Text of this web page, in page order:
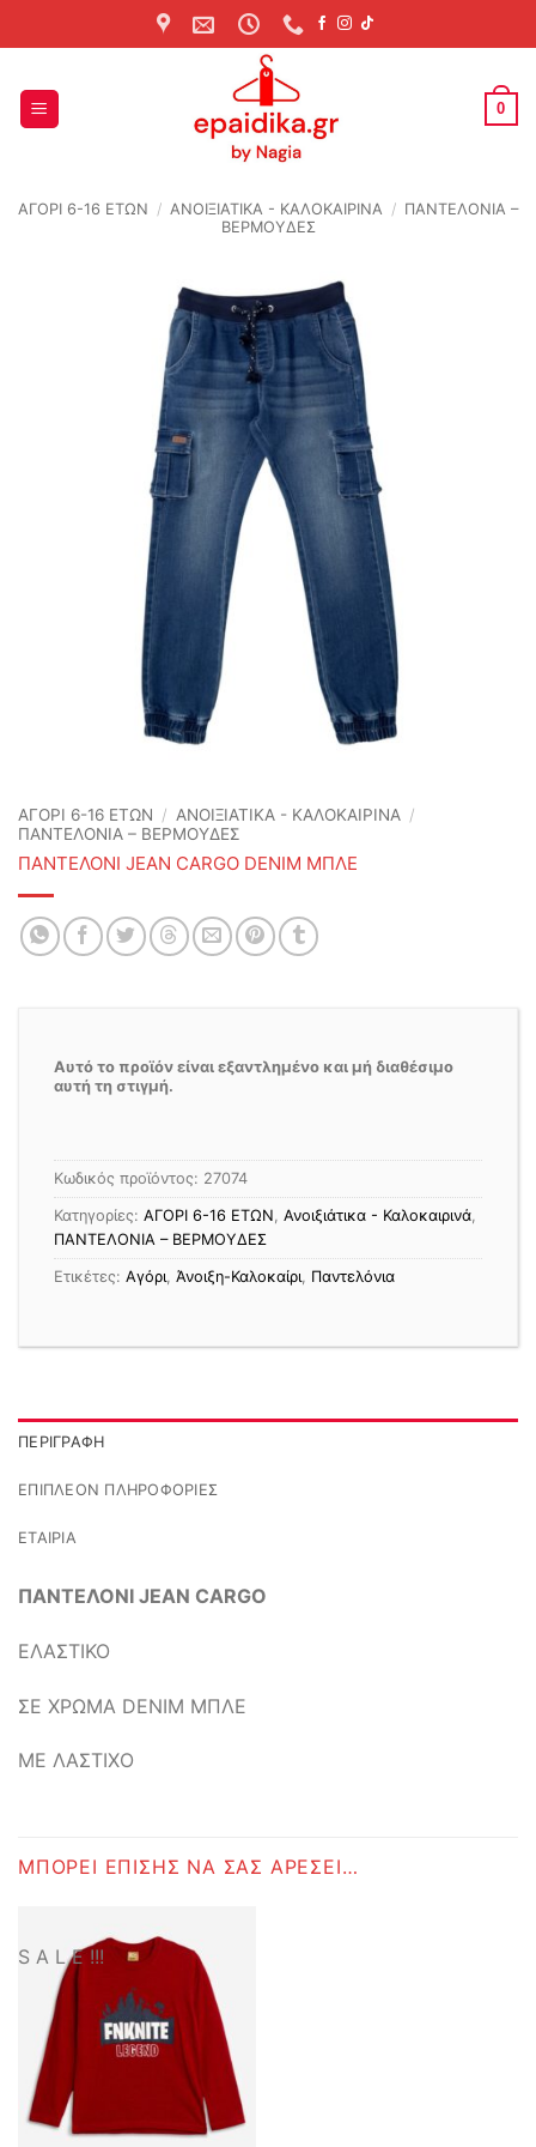
to
0
ΑΓΟΡΙ 6-16 ΕΤΩΝ / ΑΝΟΙΞΙΆΤΙΚΑ - ΚΑΛΟΚΑΙΡΙΝΆ / ΠΑΝΤΕΛΟΝΙΑ –
ΒΕΡΜΟΥΔΕΣ
ΑΓΟΡΙ 6-16 ΕΤΩΝ / ΑΝΟΙΞΙΆΤΙΚΑ - ΚΑΛΟΚΑΙΡΙΝΆ /
ΠΑΝΤΕΛΟΝΙΑ – ΒΕΡΜΟΥΔΕΣ
ΠΑΝΤΕΛΟΝΙ JEAN CARGO DENIM ΜΠΛΕ
Αυτό το προϊόν είναι εξαντλημένο και μή διαθέσιμο
αυτή τη στιγμή.
Κωδικός προϊόντος: 27074
Κατηγορίες: ΑΓΟΡΙ 6-16 ΕΤΩΝ, Ανοιξιάτικα - Καλοκαιρινά,
ΠΑΝΤΕΛΟΝΙΑ – ΒΕΡΜΟΥΔΕΣ
Ετικέτες: Αγόρι, Άνοιξη-Καλοκαίρι, Παντελόνια
ΠΕΡΙΓΡΑΦΉ
ΕΠΙΠΛΈΟΝ ΠΛΗΡΟΦΟΡΊΕΣ
ΕΤΑΙΡΊΑ
ΠΑΝΤΕΛΟΝΙ JEAN CARGO
ΕΛΑΣΤΙΚΟ
ΣΕ ΧΡΩΜΑ DENIM ΜΠΛΕ
ΜΕ ΛΑΣΤΙΧΟ
ΜΠΟΡΕΊ ΕΠΊΣΗΣ ΝΑ ΣΑΣ ΑΡΈΣΕΙ…
S A L E !!!